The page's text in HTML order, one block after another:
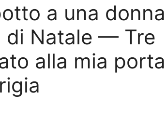
a una donna
di Natale — Tre
alla mia porta